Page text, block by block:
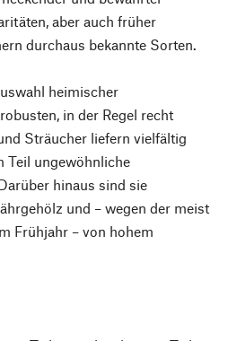
aber auch früher
durchaus bekannte Sorten.
heimischer
in der Regel recht
Sträucher liefern vielfältig
Teil ungewöhnliche
hinaus sind sie
und – wegen der meist
Frühjahr – von hohem